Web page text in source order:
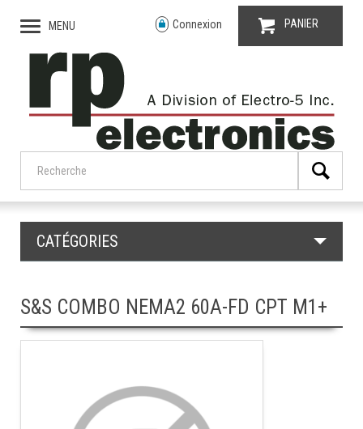
MENU Connexion PANIER
CATÉGORIES
S&S COMBO NEMA2 60A-FD CPT M1+